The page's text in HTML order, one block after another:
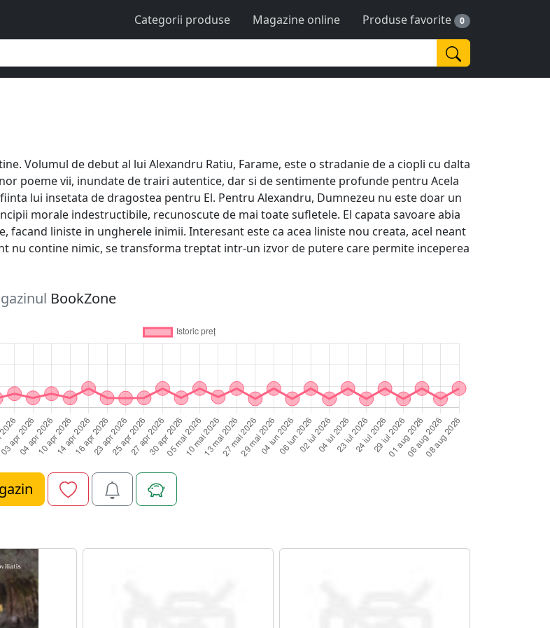
Categorii produse Magazine online Produse favorite 0
Volumul de debut al lui Alexandru Ratiu, Farame, este o stradanie de a ciopli cu dalta
poeme vii, inundate de trairi autentice, dar si de sentimente profunde pentru Acela
lui insetata de dragostea pentru El. Pentru Alexandru, Dumnezeu nu este doar un
morale indestructibile, recunoscute de mai toate sufletele. El capata savoare abia
facand liniste in ungherele inimii. Interesant este ca acea liniste nou creata, acel neant
nu contine nimic, se transforma treptat intr-un izvor de putere care permite inceperea
BookZone